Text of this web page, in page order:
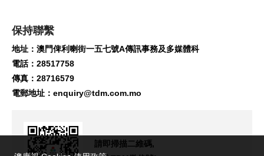
保持聯繫
地址：澳門俾利喇街一五七號A傳訊事務及多媒體科
電話：28517758
傳真：28716579
電郵地址： enquiry@tdm.com.mo
請即掃描二維碼,